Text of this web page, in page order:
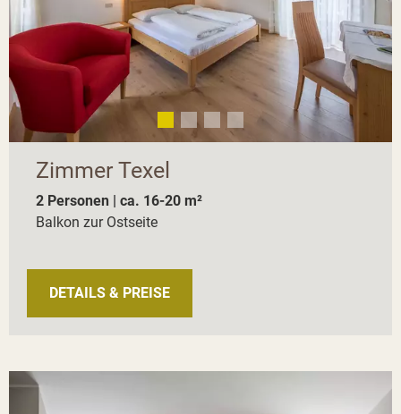
Zimmer Texel
2 Personen | ca. 16-20 m²
Balkon zur Ostseite
DETAILS & PREISE